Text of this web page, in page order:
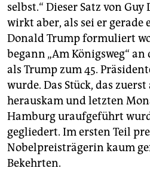
abo
genossenschaft
epaper login
selbst.“ Dieser Satz von
wirkt aber, als sei er gerade
Donald Trump formuliert
begann „Am Königsweg“ an
als Trump zum 45.
wurde. Das Stück, das
herauskam und letzten
Hamburg uraufgeführt
gegliedert. Im ersten Teil
Nobelpreisträgerin kaum
Bekehrten.